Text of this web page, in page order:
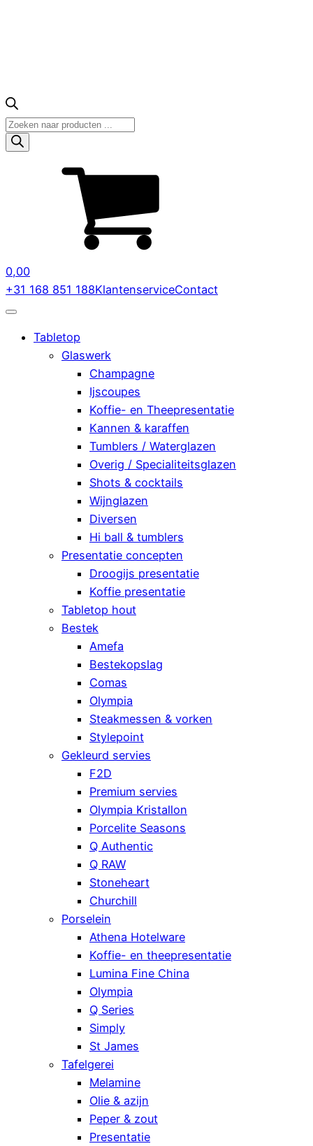
Producten
zoeken
0,00
+31 168 851 188KlantenserviceContact
Tabletop
Glaswerk
Champagne
Ijscoupes
Koffie- en Theepresentatie
Kannen & karaffen
Tumblers / Waterglazen
Overig / Specialiteitsglazen
Shots & cocktails
Wijnglazen
Diversen
Hi ball & tumblers
Presentatie concepten
Droogijs presentatie
Koffie presentatie
Tabletop hout
Bestek
Amefa
Bestekopslag
Comas
Olympia
Steakmessen & vorken
Stylepoint
Gekleurd servies
F2D
Premium servies
Olympia Kristallon
Porcelite Seasons
Q Authentic
Q RAW
Stoneheart
Churchill
Porselein
Athena Hotelware
Koffie- en theepresentatie
Lumina Fine China
Olympia
Q Series
Simply
St James
Tafelgerei
Melamine
Olie & azijn
Peper & zout
Presentatie